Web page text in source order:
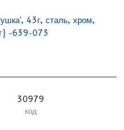
43г, сталь, хром,
-639-073
30979
код